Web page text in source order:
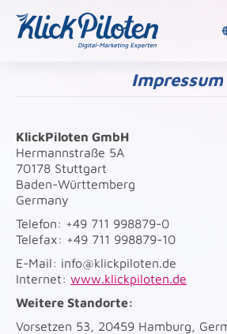
Impressum
Du bist
KlickPiloten GmbH
Hermannstraße 5A
70178 Stuttgart
Baden-Württemberg
Germany
Telefon: +49 711 998879-0
Telefax: +49 711 998879-10
E-Mail: info@klickpiloten.de
Internet: www.klickpiloten.de
Weitere Standorte:
Vorsetzen 53, 20459 Hamburg,